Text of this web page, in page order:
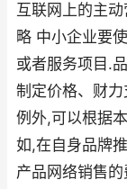
互联网上的主
略 中小企业要
或者服务项目.
制定价格、财
例外,可以根据
如,在自身品牌
产品网络销售